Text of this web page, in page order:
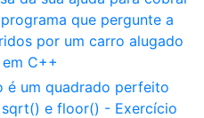
que pergunte a
por um carro alugado
C++
é um quadrado perfeito
e floor() - Exercício